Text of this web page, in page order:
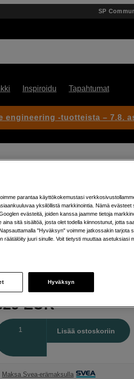
SP
Inspiroidu Tapahtumat
1026986
Video Hi-Hat ja 100 mm Bowl
Hi-Hat ja 100 mm Bowl
myymälä: Varastotilanne
EUR
Lisää ostoskoriin
Maksa Svea-erämaksulla
engineering -tuotteista – 7.8.
parantaa käyttökokemustasi
yksilöllistä markkinointia. Nämä evästeet
evästeitä, joiden kanssa jaamme tietoja
sitä sisältöä, josta olet todella kiinnostunut, jotta
"Hyväksyn" voimme jatkossakin tarjota
juuri sinulle. Voit tietysti muuttaa asetuksiasi
Hyväksyn